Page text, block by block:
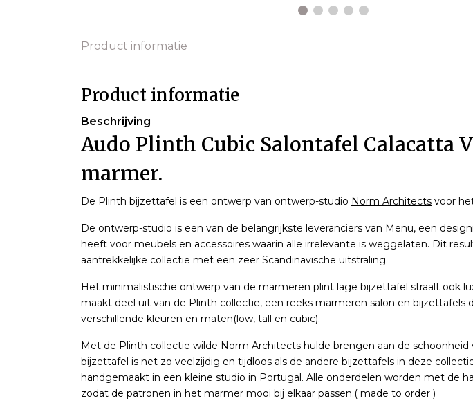
Product informatie
Product informatie
Beschrijving
Audo Plinth Cubic Salontafel Calacatta
marmer.
De Plinth bijzettafel is een ontwerp van ontwerp-studio Norm Architects voor
De ontwerp-studio is een van de belangrijkste leveranciers van Menu, een
heeft voor meubels en accessoires waarin alle irrelevante is weggelaten. Dit
aantrekkelijke collectie met een zeer Scandinavische uitstraling.
Het minimalistische ontwerp van de marmeren plint lage bijzettafel straalt ook
maakt deel uit van de Plinth collectie, een reeks marmeren salon en bijzettafels
verschillende kleuren en maten(low, tall en cubic).
Met de Plinth collectie wilde Norm Architects hulde brengen aan de schoonheid
bijzettafel is net zo veelzijdig en tijdloos als de andere bijzettafels in deze
handgemaakt in een kleine studio in Portugal. Alle onderdelen worden met de
zodat de patronen in het marmer mooi bij elkaar passen.( made to order )